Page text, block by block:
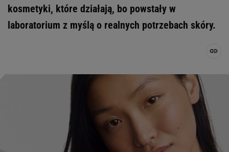
kosmetyki, które działają, bo powstały w
laboratorium z myślą o realnych potrzebach skóry.